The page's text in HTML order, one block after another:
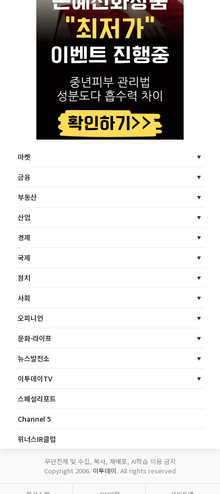
마켓
금융
부동산
산업
경제
국제
정치
사회
오피니언
문화·라이프
뉴스발전소
이투데이TV
스페셜리포트
Channel 5
위너스IR클럽
무단전재 및 수집, 복사, 재배포, AI학습 이용 금지
Copyright 2006. 이투데이. All rights reserved